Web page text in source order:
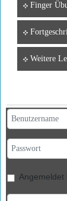
Finger
Weitere
Benutzername
Passwort
Angemeldet